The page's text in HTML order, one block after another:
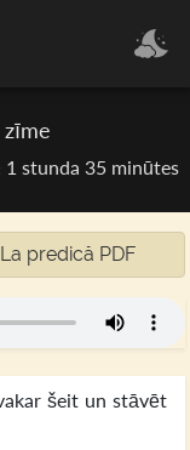
1 stunda 35 minūtes
La predică PDF
šeit un stāvēt